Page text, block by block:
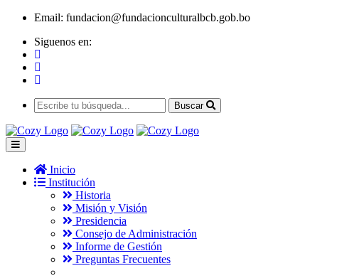
Email: fundacion@fundacionculturalbcb.gob.bo
Siguenos en:
Buscar
Inicio
Institución
Historia
Misión y Visión
Presidencia
Consejo de Administración
Informe de Gestión
Preguntas Frecuentes